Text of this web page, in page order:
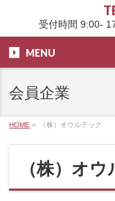
受付時間 9:00-
MENU
会員企業
HOME » （株）オウルテック
（株）オ